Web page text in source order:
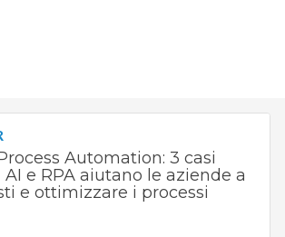
Automation: 3 casi
AI e RPA aiutano le aziende a
e ottimizzare i processi